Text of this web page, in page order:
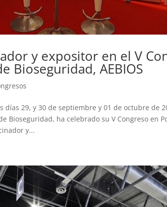
y expositor en el V
Bioseguridad, AEBIOS
29, y 30 de septiembre y 01 de octubre de
Bioseguridad, ha celebrado su V Congreso en
y...